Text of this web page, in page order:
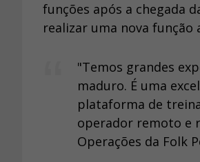
funções após a chegada
realizar uma nova função
"Temos grandes
maduro. É uma
plataforma de
operador remoto e
Operações da Folk